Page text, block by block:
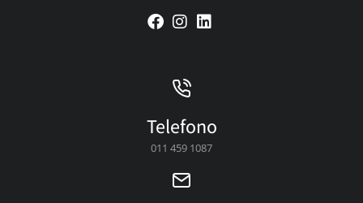
Telefono
011 459 1087